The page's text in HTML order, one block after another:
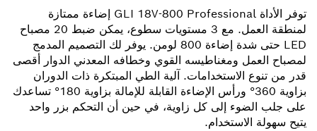
توفر الأداة GLI 18V-800 Professional إضاءة ممتازة
لمنطقة العمل. مع 3 مستويات سطوع، يمكن ضبط 20 مصباح
LED حتى شدة إضاءة 800 لومن. يوفر لك التصميم المدمج
لمصباح العمل ومغناطيسه القوي وخطافه المعدني الدوار أقصى
قدر من تنوع الاستخدامات. آلية الطي المبتكرة ذات الدوران
بزاوية 360° ورأس الإضاءة القابلة للإمالة بزاوية 180° تساعدك
على جلب الضوء إلى كل زاوية، في حين أن التحكم بزر واحد
يتيح سهولة الاستخدام.